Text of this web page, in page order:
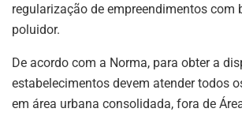
regularização de empreendimentos com
poluidor.
De acordo com a Norma, para obter a
estabelecimentos devem atender todos
em área urbana consolidada, fora de